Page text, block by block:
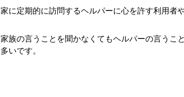
家に定期的に訪問するヘルパーに心を許す利用者
家族の言うことを聞かなくてもヘルパーの言うこ
多いです。